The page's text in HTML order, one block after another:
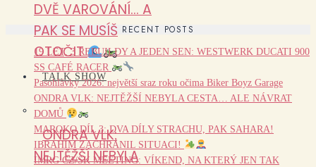
DVĚ VAROVÁNÍ… A
PAK SE MUSÍŠ
OTOČIT
TALK SHOW
ONDRA VLK:
NEJTĚŽŠÍ NEBYLA
RECENT POSTS
19 LET, 3 REBUILDY A JEDEN SEN: WESTWERK DUCATI 900
SS CAFÉ RACER
Pasohlávky 2026: největší sraz roku očima Biker Boyz Garage
ONDRA VLK: NEJTĚŽŠÍ NEBYLA CESTA… ALE NÁVRAT
DOMŮ
MAROKO DÍL 3: DVA DÍLY STRACHU, PAK SAHARA!
IBRAHIM ZACHRÁNIL SITUACI!
IMRG CZ/SK MEETING: VÍKEND, NA KTERÝ JEN TAK